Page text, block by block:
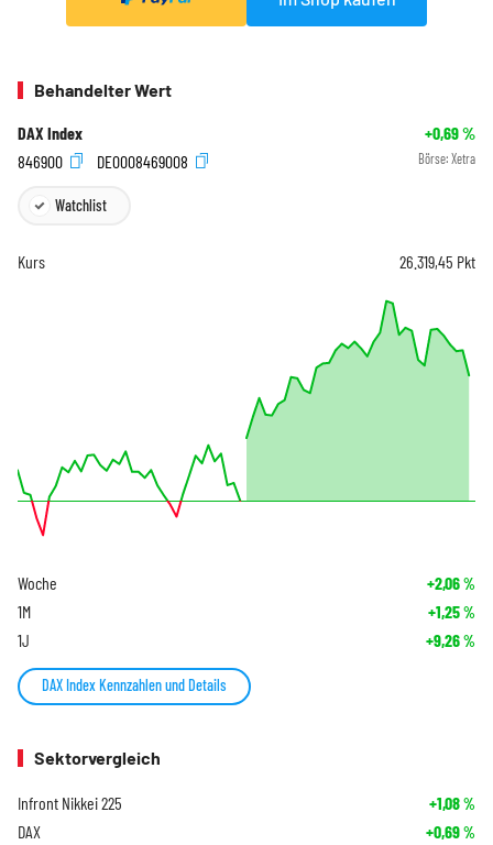
Behandelter Wert
DAX Index +0,69%
846900
DE0008469008 Börse: Xetra
Watchlist
Kurs 26.319,45 Pkt
Woche +2,06%
1M +1,25%
1J +9,26%
DAX Index Kennzahlen und Details
Sektorvergleich
Infront Nikkei 225 +1,08%
DAX +0,69%